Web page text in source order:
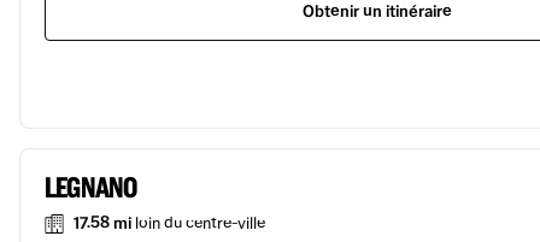
Obtenir un itinéraire
LEGNANO
17.58 mi loin du centre-ville